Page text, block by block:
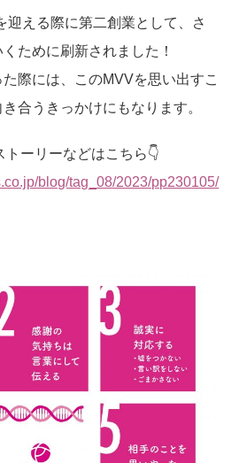
迎える際に第二創業として、さ
ために刷新されました！
際には、このMVVを思い出すこ
合うきっかけにもなります。
ーリーなどはこちら👇
blog/tag_08/2023/pp230105/